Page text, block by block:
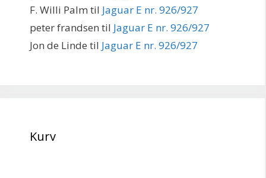
F. Willi Palm til Jaguar E nr. 926/927
peter frandsen til Jaguar E nr. 926/927
Jon de Linde til Jaguar E nr. 926/927
Kurv